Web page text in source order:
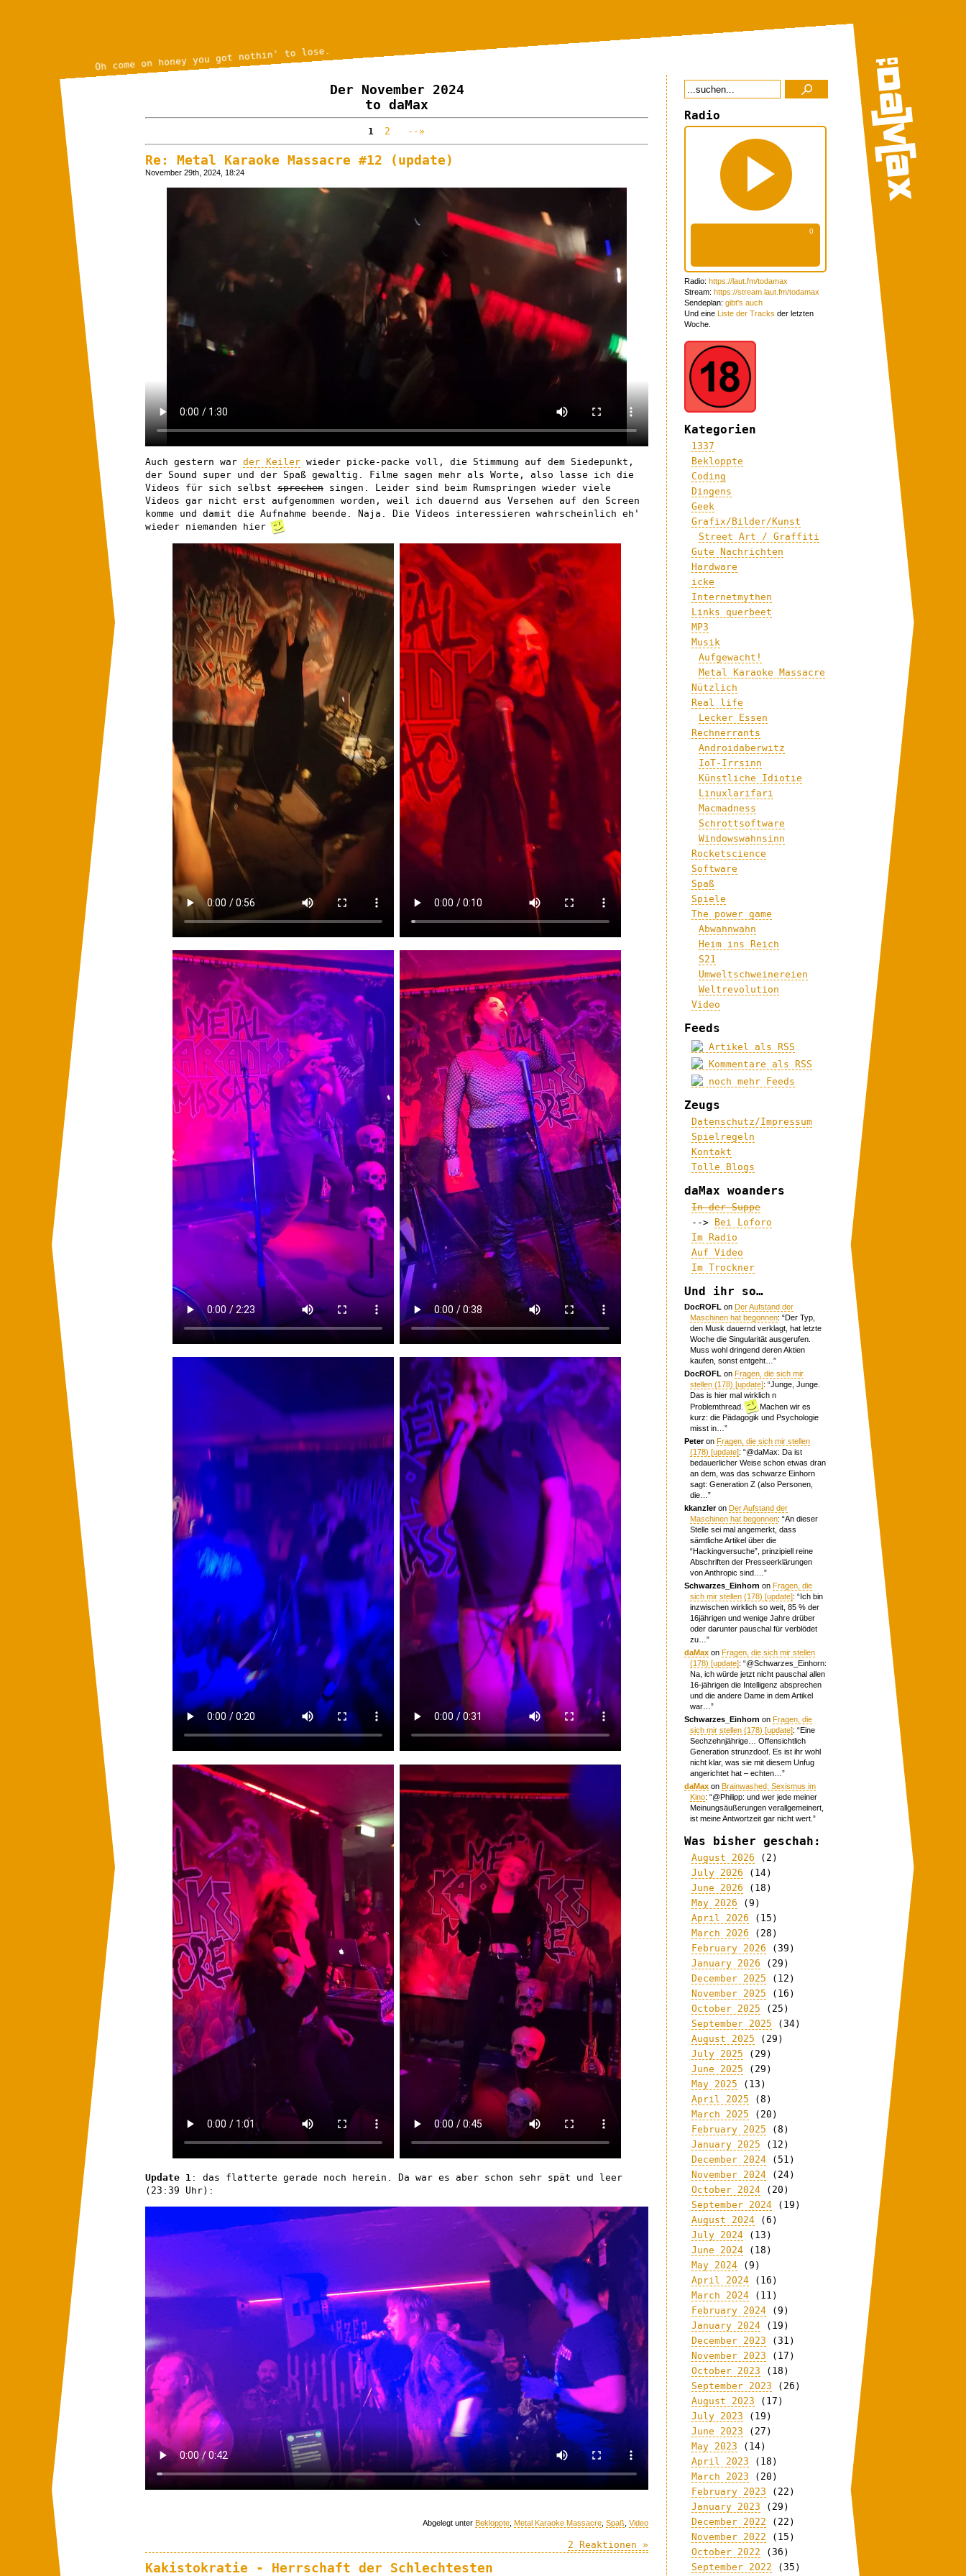
Oh come on honey you got nothin' to lose.
Der November 2024
to daMax
1 2 --»
Re: Metal Karaoke Massacre #12 (update)
November 29th, 2024, 18:24
Auch gestern war der Keiler wieder picke-packe voll, die Stimmung auf dem Siedepunkt,
der Sound super und der Spaß gewaltig. Filme sagen mehr als Worte, also lasse ich die
Videos für sich selbst sprechen singen. Leider sind beim Rumspringen wieder viele
Videos gar nicht erst aufgenommen worden, weil ich dauernd aus Versehen auf den Screen
komme und damit die Aufnahme beende. Naja. Die Videos interessieren wahrscheinlich eh'
wieder niemanden hier
Update 1 : das flatterte gerade noch herein. Da war es aber schon sehr spät und leer
(23:39 Uhr):
Abgelegt unter Bekloppte Metal Karaoke Massacre Spaß Video
2 Reaktionen »
Kakistokratie - Herrschaft der Schlechtesten
Radio
Radio: https://laut.fm/todamax
Stream: https://stream.laut.fm/todamax
Sendeplan: gibt's auch
Und eine Liste der Tracks der letzten
Woche.
Kategorien
1337
Bekloppte
Coding
Dingens
Geek
Grafix/Bilder/Kunst
Street Art / Graffiti
Gute Nachrichten
Hardware
icke
Internetmythen
Links querbeet
MP3
Musik
Aufgewacht!
Metal Karaoke Massacre
Nützlich
Real life
Lecker Essen
Rechnerrants
Androidaberwitz
IoT-Irrsinn
Künstliche Idiotie
Linuxlarifari
Macmadness
Schrottsoftware
Windowswahnsinn
Rocketscience
Software
Spaß
Spiele
The power game
Abwahnwahn
Heim ins Reich
S21
Umweltschweinereien
Weltrevolution
Video
Feeds
Artikel als RSS
Kommentare als RSS
noch mehr Feeds
Zeugs
Datenschutz/Impressum
Spielregeln
Kontakt
Tolle Blogs
daMax woanders
In der Suppe
-->
Bei Loforo
Im Radio
Auf Video
Im Trockner
Und ihr so…
DocROFL onDer Aufstand der
Maschinen hat begonnen: “Der Typ,
den Musk dauernd verklagt, hat letzte
Woche die Singularität ausgerufen.
Muss wohl dringend deren Aktien
kaufen, sonst entgeht… ”
DocROFL onFragen, die sich mir
stellen (178) [update]: “Junge, Junge.
Das is hier mal wirklich n
Problemthread.
Machen wir es
kurz: die Pädagogik und Psychologie
misst in… ”
PeteronFragen, die sich mir stellen
(178) [update]: “@daMax: Da ist
bedauerlicher Weise schon etwas dran
an dem, was das schwarze Einhorn
sagt: Generation Z (also Personen,
die… ”
kkanzleronDer Aufstand der
Maschinen hat begonnen: “An dieser
Stelle sei mal angemerkt, dass
sämtliche Artikel über die
“Hackingversuche”, prinzipiell reine
Abschriften der Presseerklärungen
von Anthropic sind.… ”
Schwarzes_Einhorn onFragen, die
sich mir stellen (178) [update]: “Ich bin
inzwischen wirklich so weit, 85 % der
16jährigen und wenige Jahre drüber
oder darunter pauschal für verblödet
zu… ”
daMax onFragen, die sich mir stellen
(178) [update]: “@Schwarzes_Einhorn:
Na, ich würde jetzt nicht pauschal allen
16-jährigen die Intelligenz absprechen
und die andere Dame in dem Artikel
war… ”
Schwarzes_Einhorn onFragen, die
sich mir stellen (178) [update]: “Eine
Sechzehnjährige… Offensichtlich
Generation strunzdoof. Es ist ihr wohl
nicht klar, was sie mit diesem Unfug
angerichtet hat – echten… ”
daMax onBrainwashed: Sexismus im
Kino: “@Philipp: und wer jede meiner
Meinungsäußerungen verallgemeinert,
ist meine Antwortzeit gar nicht wert. ”
Was bisher geschah:
August 2026 (2)
July 2026 (14)
June 2026 (18)
May 2026 (9)
April 2026 (15)
March 2026 (28)
February 2026 (39)
January 2026 (29)
December 2025 (12)
November 2025 (16)
October 2025 (25)
September 2025 (34)
August 2025 (29)
July 2025 (29)
June 2025 (29)
May 2025 (13)
April 2025 (8)
March 2025 (20)
February 2025 (8)
January 2025 (12)
December 2024 (51)
November 2024 (24)
October 2024 (20)
September 2024 (19)
August 2024 (6)
July 2024 (13)
June 2024 (18)
May 2024 (9)
April 2024 (16)
March 2024 (11)
February 2024 (9)
January 2024 (19)
December 2023 (31)
November 2023 (17)
October 2023 (18)
September 2023 (26)
August 2023 (17)
July 2023 (19)
June 2023 (27)
May 2023 (14)
April 2023 (18)
March 2023 (20)
February 2023 (22)
January 2023 (29)
December 2022 (22)
November 2022 (15)
October 2022 (36)
September 2022 (35)